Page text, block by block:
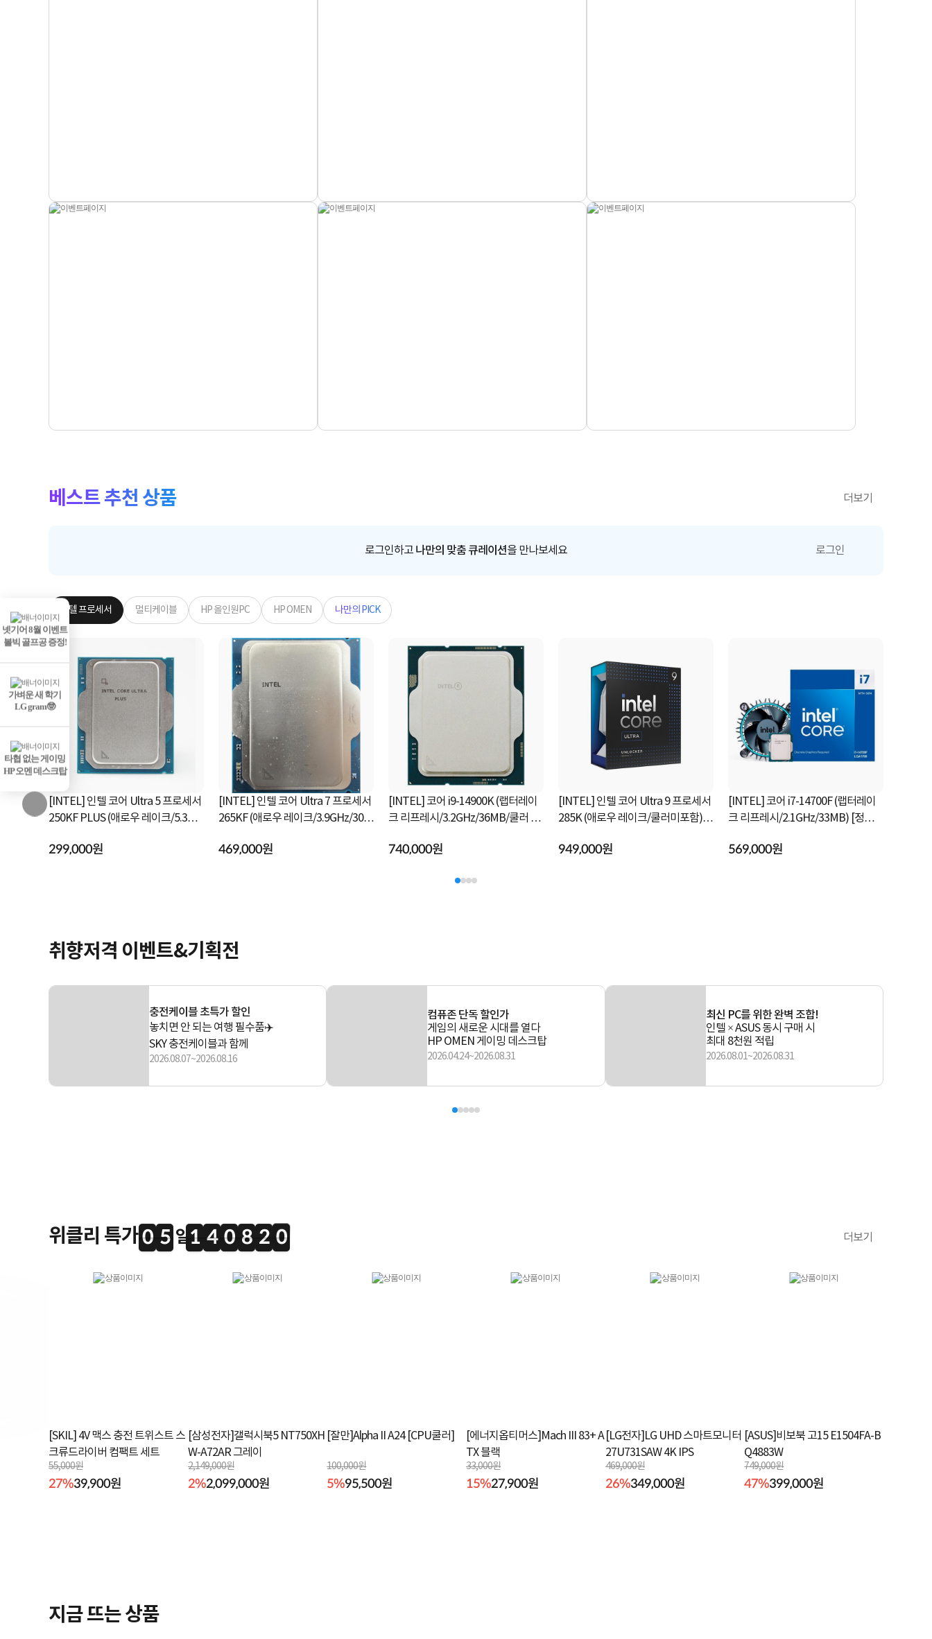
넷기어 8월 이벤트
볼빅 골프공 증정!
가벼운 새 학기
LG gram🤓
타협 없는 게이밍
HP 오멘 데스크탑
베스트 추천 상품 더보기
로그인하고 나만의 맞춤 큐레이션을 만나보세요 로그인
인텔 프로세서 멀티케이블 HP 올인원PC HP OMEN 나만의 PICK
프로세서
크/5.3GH
[INTEL] 인텔 코어 Ultra 5 프로세서
250KF PLUS (애로우 레이크/5.3GH
299,000원
[INTEL] 인텔 코어 Ultra 7 프로세서
265KF (애로우 레이크/3.9GHz/30M
469,000원
[INTEL] 코어 i9-14900K (랩터레이
크 리프레시/3.2GHz/36MB/쿨러 미
740,000원
[INTEL] 인텔 코어 Ultra 9 프로세서
285K (애로우 레이크/쿨러미포함)
949,000원
[INTEL] 코어 i7-14700F (랩터레이
크 리프레시/2.1GHz/33MB) [정품박
569,000원
취향저격 이벤트&기획전
충전케이블 초특가 할인
놓치면 안 되는 여행 필수품✈️
SKY 충전케이블과 함께
2026.08.07~2026.08.16
컴퓨존 단독 할인가
게임의 새로운 시대를 열다
HP OMEN 게이밍 데스크탑
2026.04.24~2026.08.31
최신 PC를 위한 완벽 조합!
인텔 × ASUS 동시 구매 시
최대 8천원 적립
2026.08.01~2026.08.31
위클리 특가0
0 5
5 1
1 4
4 0
0 8
8 1
2
1 8
9
8
0
9 더보기
[SKIL] 4V 맥스 충전 트위스트 스
크류드라이버 컴팩트 세트
55,000원
27%39,900원
[삼성전자]갤럭시북5 NT750XH
W-A72AR 그레이
2,149,000원
2%2,099,000원
[잘만]Alpha II A24 [CPU쿨러]
100,000원
5%95,500원
[에너지옵티머스]Mach III 83+ A
TX 블랙
33,000원
15%27,900원
[LG전자]LG UHD 스마트모니터
27U731SAW 4K IPS
469,000원
26%349,000원
[ASUS]비보북 고15 E1504FA-B
Q4883W
749,000원
47%399,000원
지금 뜨는 상품